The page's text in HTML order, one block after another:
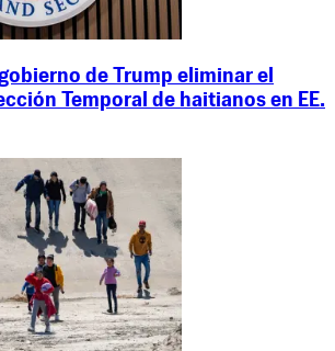
de Trump eliminar el
Temporal de haitianos en EE.